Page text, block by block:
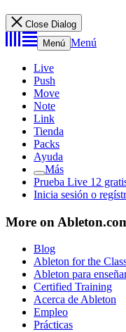
Close Dialog
Menú Menú
Live
Push
Move
Note
Link
Tienda
Packs
Ayuda
Más
Prueba Live 12
Inicia sesión o
More on
Blog
Ableton for the
Ableton para
Certified Training
Acerca de Ableton
Empleo
Prácticas